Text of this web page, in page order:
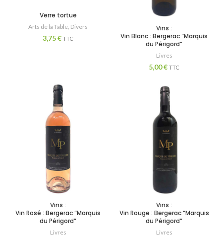
Verre tortue
Arts de la Table, Divers
3,75€ TTC
Vins :
Vin Blanc : Bergerac “Marquis
du Périgord”
Livres
5,00€ TTC
Vins :
Vin Rosé : Bergerac “Marquis
du Périgord”
Livres
Vins :
Vin Rouge : Bergerac “Marquis
du Périgord”
Livres